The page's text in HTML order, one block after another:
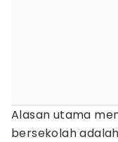
Alasan utama
bersekolah